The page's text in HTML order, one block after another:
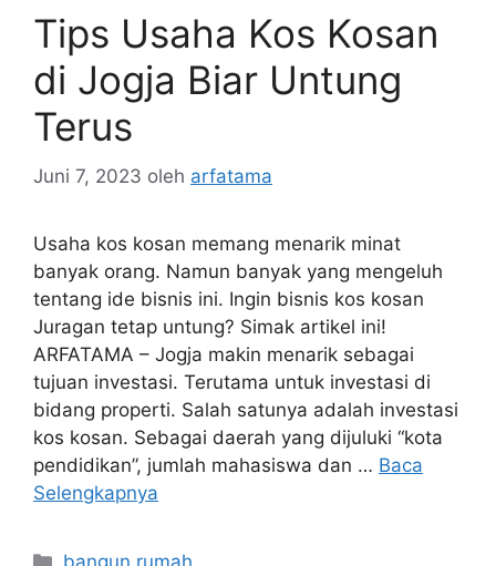
Tips Usaha Kos Kosan
di Jogja Biar Untung
Terus
Juni 7, 2023 oleh arfatama
Usaha kos kosan memang menarik minat
banyak orang. Namun banyak yang mengeluh
tentang ide bisnis ini. Ingin bisnis kos kosan
Juragan tetap untung? Simak artikel ini!
ARFATAMA – Jogja makin menarik sebagai
tujuan investasi. Terutama untuk investasi di
bidang properti. Salah satunya adalah investasi
kos kosan. Sebagai daerah yang dijuluki “kota
pendidikan”, jumlah mahasiswa dan … Baca
Selengkapnya
Kategori
bangun rumah